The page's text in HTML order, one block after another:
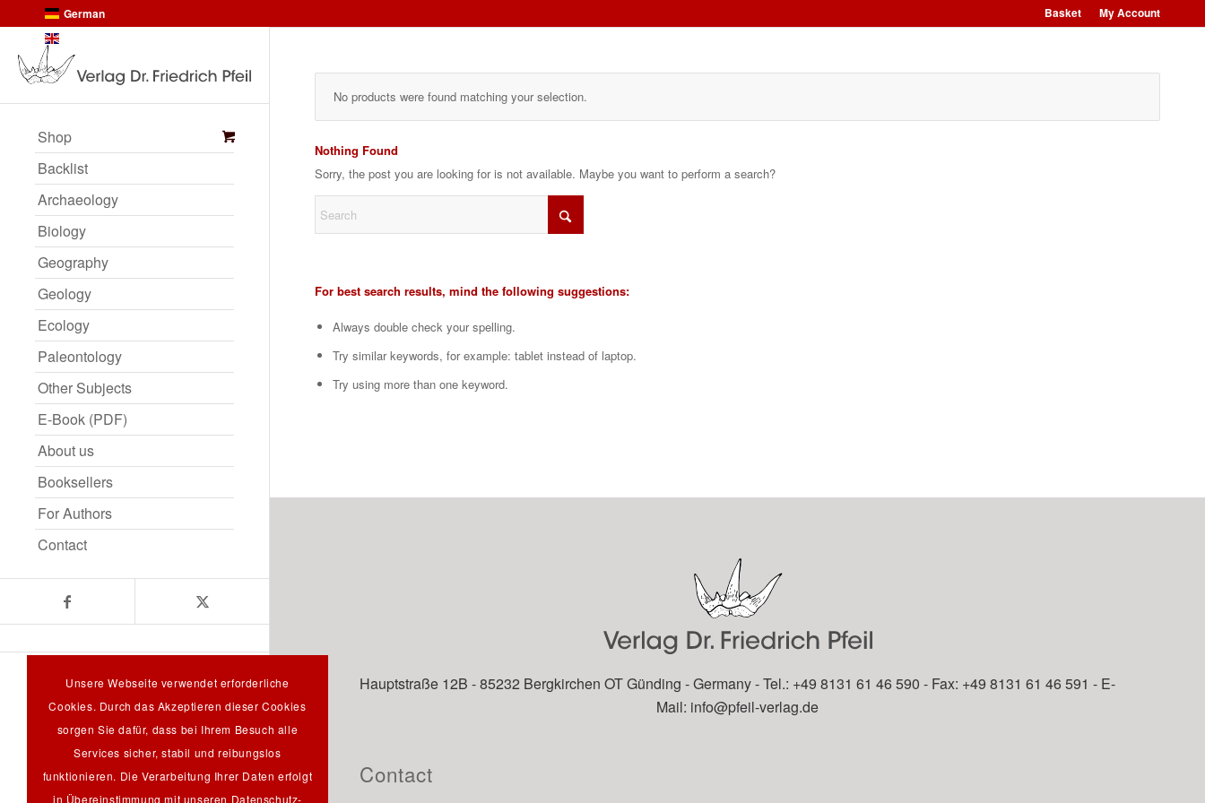
German
Basket My Account
Shop
Backlist
Archaeology
Biology
Geography
Geology
Ecology
Paleontology
Other Subjects
E-Book (PDF)
About us
Booksellers
For Authors
Contact
Search
No products were found matching your selection.
Nothing Found
Sorry, the post you are looking for is not available. Maybe you want to perform a search?
For best search results, mind the following suggestions:
Always double check your spelling.
Try similar keywords, for example: tablet instead of laptop.
Try using more than one keyword.
Hauptstraße 12B - 85232 Bergkirchen OT Günding - Germany - Tel.: +49 8131 61 46 590 - Fax: +49 8131 61 46 591 - E-
Mail: info@pfeil-verlag.de
Contact
Unsere Webseite verwendet erforderliche
Cookies. Durch das Akzeptieren dieser Cookies
sorgen Sie dafür, dass bei Ihrem Besuch alle
Services sicher, stabil und reibungslos
funktionieren. Die Verarbeitung Ihrer Daten erfolgt
in Übereinstimmung mit unseren Datenschutz-